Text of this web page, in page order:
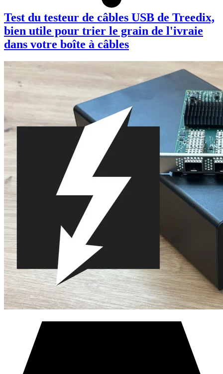
Test du testeur de câbles USB de Treedix,
bien utile pour trier le grain de l'ivraie
dans votre boîte à câbles